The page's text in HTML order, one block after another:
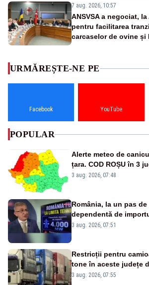
7 aug. 2026, 10:57
ANSVSA a negociat,
pentru facilitarea
carcaselor de ovine și
URMĂREȘTE-NE PE
Facebook YouTube
POPULAR
Alerte meteo de
țara. COD ROȘU în 3
3 aug. 2026, 07:48
România, la un pas
dependentă de
alarmă tras de un
3 aug. 2026, 07:51
Restricții pentru
tone în aceste județe
este interzisă luni,
3 aug. 2026, 07:55